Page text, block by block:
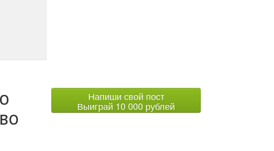
Напиши свой пост
Выиграй 10 000 рублей